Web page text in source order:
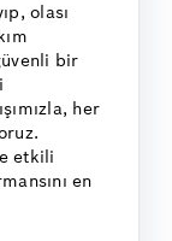
olası
bir
her
etkili
en